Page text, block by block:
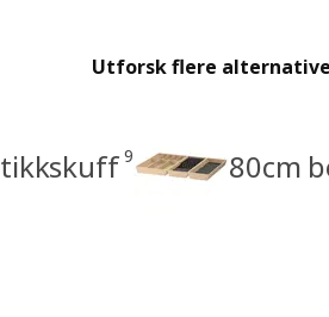
Utforsk flere
9 80cm